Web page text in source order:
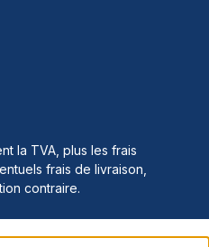
la TVA, plus les frais
frais de livraison,
contraire.